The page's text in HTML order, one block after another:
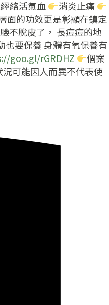
絡活氣血
消炎止痛
面的功效更是彰顯在鎮定
脫皮了， 長痘痘的地
也要保養 身體有氧保養有
goo.gl/rGRDHZ
個案
可能因人而異不代表使